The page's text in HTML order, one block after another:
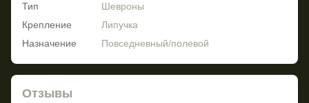
Тип
Шевроны
Крепление
Липучка
Назначение
Повседневный/полевой
Отзывы